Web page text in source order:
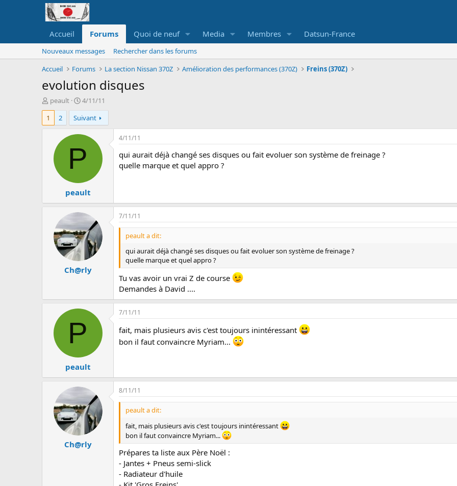
Accueil Forums Quoi de neuf Media Membres Datsun-France
Nouveaux messages
Rechercher dans les forums
Accueil
Forums La section Nissan 370Z Amélioration des performances (370Z) Freins (370Z)
evolution disques
A
u
e
i
peault
D
a
t
e
d
d
u
t
4/11/11
1
2 Suivant
P
peault
4/11/11
qui aurait déjà changé ses disques ou fait evoluer son système de freinage ?
quelle marque et quel appro ?
Ch@rly
7/11/11
peault a dit:
qui aurait déjà changé ses disques ou fait evoluer son système de freinage ?
quelle marque et quel appro ?
Tu vas avoir un vrai Z de course
Demandes à David ....
P
peault
7/11/11
fait, mais plusieurs avis c'est toujours inintéressant
bon il faut convaincre Myriam...
Ch@rly
8/11/11
peault a dit:
fait, mais plusieurs avis c'est toujours inintéressant
bon il faut convaincre Myriam...
Prépares ta liste aux Père Noël :
- Jantes + Pneus semi-slick
- Radiateur d'huile